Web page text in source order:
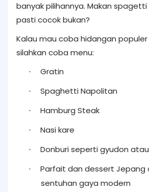
banyak pilihannya. Makan
pasti cocok bukan?
Kalau mau coba hidangan
silahkan coba menu:
· Gratin
· Spaghetti Napolitan
· Hamburg Steak
· Nasi kare
· Donburi seperti gyudon
·
Parfait dan dessert Jepang
sentuhan gaya modern